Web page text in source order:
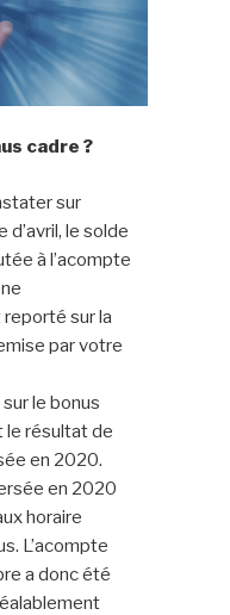
cadre ?
sur
le solde
à l’acompte
sur la
par votre
le bonus
le résultat de
en 2020.
en 2020
horaire
L’acompte
a donc été